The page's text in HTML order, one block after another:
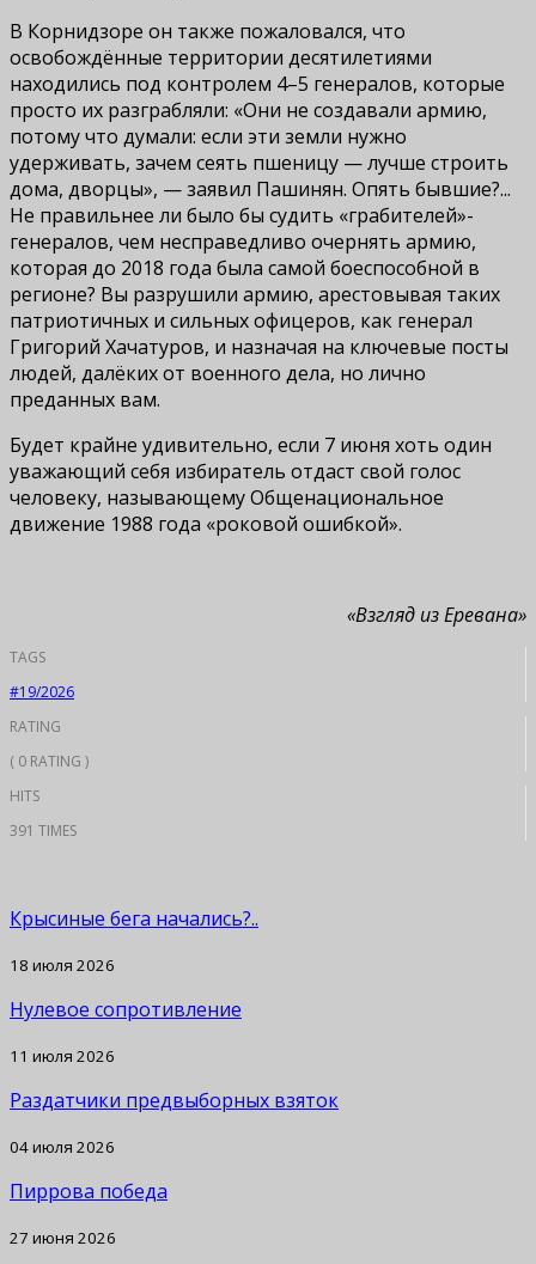
В Корнидзоре он также пожаловался, что
освобождённые территории десятилетиями
находились под контролем 4–5 генералов, которые
просто их разграбляли: «Они не создавали армию,
потому что думали: если эти земли нужно
удерживать, зачем сеять пшеницу — лучше строить
дома, дворцы», — заявил Пашинян. Опять бывшие?...
Не правильнее ли было бы судить «грабителей»-
генералов, чем несправедливо очернять армию,
которая до 2018 года была самой боеспособной в
регионе? Вы разрушили армию, арестовывая таких
патриотичных и сильных офицеров, как генерал
Григорий Хачатуров, и назначая на ключевые посты
людей, далёких от военного дела, но лично
преданных вам.
Будет крайне удивительно, если 7 июня хоть один
уважающий себя избиратель отдаст свой голос
человеку, называющему Общенациональное
движение 1988 года «роковой ошибкой».
«Взгляд из Еревана»
TAGS
#19/2026
RATING
( 0 RATING )
HITS
391 TIMES
Крысиные бега начались?..
18 июля 2026
Нулевое сопротивление
11 июля 2026
Раздатчики предвыборных взяток
04 июля 2026
Пиррова победа
27 июня 2026